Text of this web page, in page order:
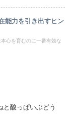
能力を引き出すヒン
心を育むのに一番有効な
酸っぱいぶどう